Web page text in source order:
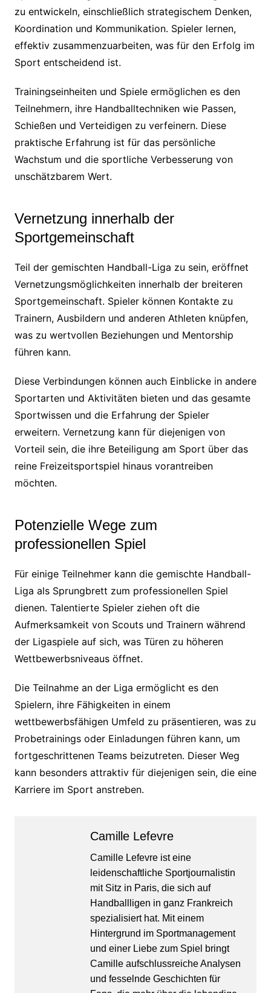
zu entwickeln, einschließlich strategischem Denken,
Koordination und Kommunikation. Spieler lernen,
effektiv zusammenzuarbeiten, was für den Erfolg im
Sport entscheidend ist.
Trainingseinheiten und Spiele ermöglichen es den
Teilnehmern, ihre Handballtechniken wie Passen,
Schießen und Verteidigen zu verfeinern. Diese
praktische Erfahrung ist für das persönliche
Wachstum und die sportliche Verbesserung von
unschätzbarem Wert.
Vernetzung innerhalb der
Sportgemeinschaft
Teil der gemischten Handball-Liga zu sein, eröffnet
Vernetzungsmöglichkeiten innerhalb der breiteren
Sportgemeinschaft. Spieler können Kontakte zu
Trainern, Ausbildern und anderen Athleten knüpfen,
was zu wertvollen Beziehungen und Mentorship
führen kann.
Diese Verbindungen können auch Einblicke in andere
Sportarten und Aktivitäten bieten und das gesamte
Sportwissen und die Erfahrung der Spieler
erweitern. Vernetzung kann für diejenigen von
Vorteil sein, die ihre Beteiligung am Sport über das
reine Freizeitsportspiel hinaus vorantreiben
möchten.
Potenzielle Wege zum
professionellen Spiel
Für einige Teilnehmer kann die gemischte Handball-
Liga als Sprungbrett zum professionellen Spiel
dienen. Talentierte Spieler ziehen oft die
Aufmerksamkeit von Scouts und Trainern während
der Ligaspiele auf sich, was Türen zu höheren
Wettbewerbsniveaus öffnet.
Die Teilnahme an der Liga ermöglicht es den
Spielern, ihre Fähigkeiten in einem
wettbewerbsfähigen Umfeld zu präsentieren, was zu
Probetrainings oder Einladungen führen kann, um
fortgeschrittenen Teams beizutreten. Dieser Weg
kann besonders attraktiv für diejenigen sein, die eine
Karriere im Sport anstreben.
Camille Lefevre
Camille Lefevre ist eine
leidenschaftliche Sportjournalistin
mit Sitz in Paris, die sich auf
Handballligen in ganz Frankreich
spezialisiert hat. Mit einem
Hintergrund im Sportmanagement
und einer Liebe zum Spiel bringt
Camille aufschlussreiche Analysen
und fesselnde Geschichten für